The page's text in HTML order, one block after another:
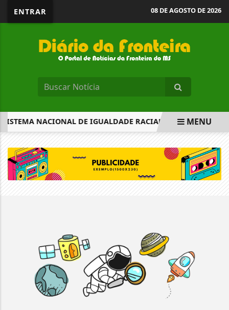
ENTRAR 08 DE AGOSTO DE 2026
NACIONAL DE IGUALDADE RACIAL BRASIL
MENU